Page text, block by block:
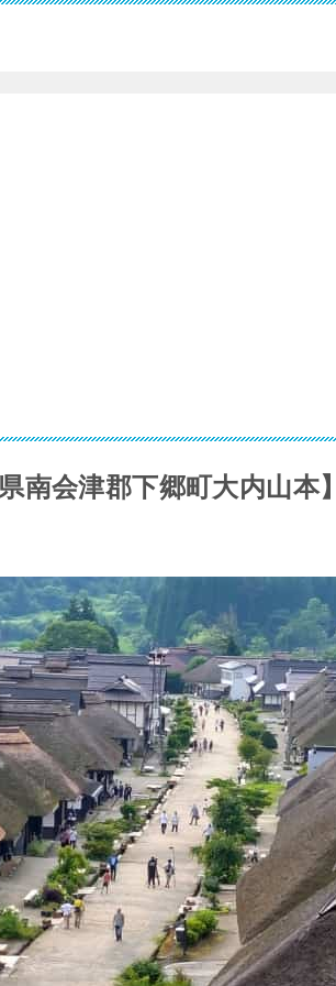
南会津郡下郷町大内山本】